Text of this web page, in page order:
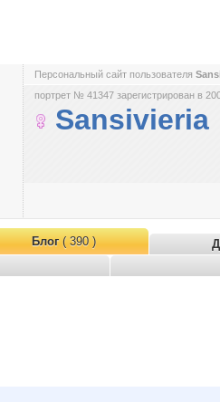
Персональный сайт пользователя
портрет № 41347 зарегистрирован в
Sansivieria
Блог( 390 )